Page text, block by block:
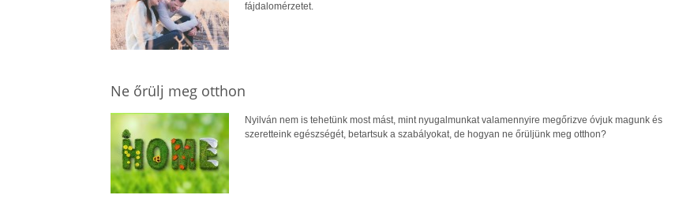
fájdalomérzetet.
Ne őrülj meg otthon
Nyilván nem is tehetünk most mást, mint nyugalmunkat valamennyire megőrizve óvjuk magunk és
szeretteink egészségét, betartsuk a szabályokat, de hogyan ne őrüljünk meg otthon?